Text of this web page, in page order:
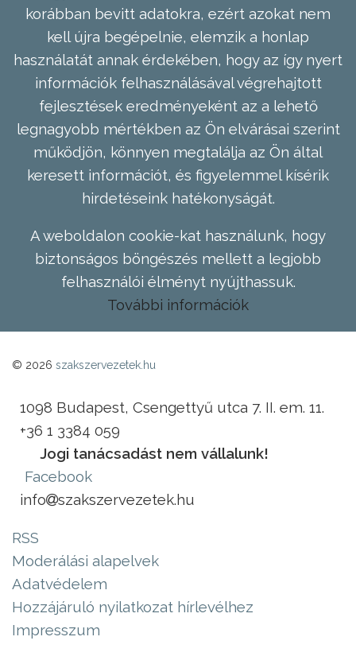
korábban bevitt adatokra, ezért azokat nem
kell újra begépelnie, elemzik a honlap
használatát annak érdekében, hogy az így nyert
információk felhasználásával végrehajtott
fejlesztések eredményeként az a lehető
legnagyobb mértékben az Ön elvárásai szerint
működjön, könnyen megtalálja az Ön által
keresett információt, és figyelemmel kísérik
hirdetéseink hatékonyságát.
A weboldalon cookie-kat használunk, hogy
biztonságos böngészés mellett a legjobb
felhasználói élményt nyújthassuk.
További információk
© 2026 szakszervezetek.hu
1098 Budapest, Csengettyű utca 7. II. em. 11.
+36 1 3384 059
Jogi tanácsadást nem vállalunk!
Facebook
info
szakszervezetek.hu
RSS
Moderálási alapelvek
Adatvédelem
Hozzájáruló nyilatkozat hírlevélhez
Impresszum